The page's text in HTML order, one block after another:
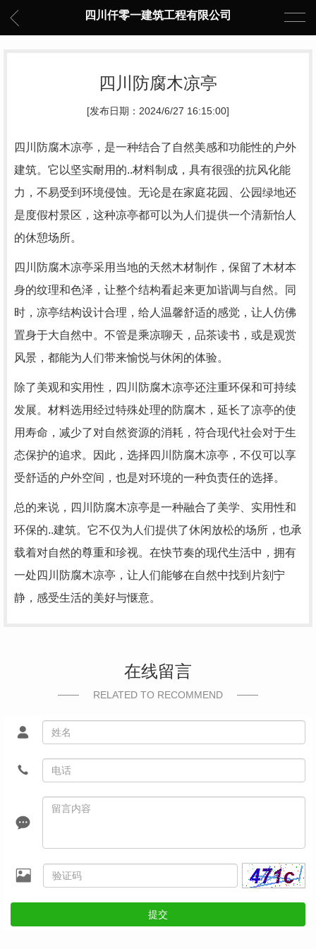
四川仟零一建筑工程有限公司
四川防腐木凉亭
[发布日期：2024/6/27 16:15:00]
四川防腐木凉亭，是一种结合了自然美感和功能性的户外
建筑。它以坚实耐用的..材料制成，具有很强的抗风化能
力，不易受到环境侵蚀。无论是在家庭花园、公园绿地还
是度假村景区，这种凉亭都可以为人们提供一个清新怡人
的休憩场所。
四川防腐木凉亭采用当地的天然木材制作，保留了木材本
身的纹理和色泽，让整个结构看起来更加谐调与自然。同
时，凉亭结构设计合理，给人温馨舒适的感觉，让人仿佛
置身于大自然中。不管是乘凉聊天，品茶读书，或是观赏
风景，都能为人们带来愉悦与休闲的体验。
除了美观和实用性，四川防腐木凉亭还注重环保和可持续
发展。材料选用经过特殊处理的防腐木，延长了凉亭的使
用寿命，减少了对自然资源的消耗，符合现代社会对于生
态保护的追求。因此，选择四川防腐木凉亭，不仅可以享
受舒适的户外空间，也是对环境的一种负责任的选择。
总的来说，四川防腐木凉亭是一种融合了美学、实用性和
环保的..建筑。它不仅为人们提供了休闲放松的场所，也承
载着对自然的尊重和珍视。在快节奏的现代生活中，拥有
一处四川防腐木凉亭，让人们能够在自然中找到片刻宁
静，感受生活的美好与惬意。
在线留言
RELATED TO RECOMMEND
提交